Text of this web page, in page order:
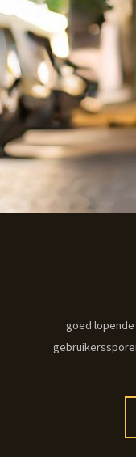
goed